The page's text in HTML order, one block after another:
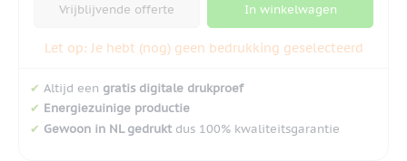
Vrijblijvende offerte In winkelwagen
Let op: Je hebt (nog) geen bedrukking geselecteerd
✔ Altijd een gratis digitale drukproef
✔ Energiezuinige productie
✔ Gewoon in NL gedruktdus 100% kwaliteitsgarantie